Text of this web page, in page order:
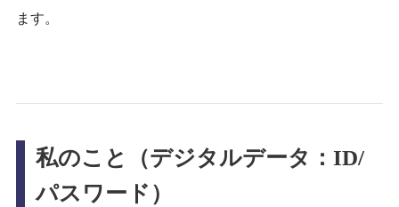
ます。
私のこと（デジタルデータ：ID/
パスワード）